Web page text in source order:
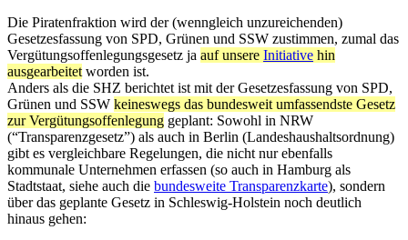
Die Piratenfraktion wird der (wenngleich unzureichenden)
Gesetzesfassung von SPD, Grünen und SSW zustimmen, zumal das
Vergütungsoffenlegungsgesetz ja auf unsere Initiative hin
ausgearbeitet worden ist.
Anders als die SHZ berichtet ist mit der Gesetzesfassung von SPD,
Grünen und SSW keineswegs das bundesweit umfassendste Gesetz
zur Vergütungsoffenlegung geplant: Sowohl in NRW
(“Transparenzgesetz”) als auch in Berlin (Landeshaushaltsordnung)
gibt es vergleichbare Regelungen, die nicht nur ebenfalls
kommunale Unternehmen erfassen (so auch in Hamburg als
Stadtstaat, siehe auch die bundesweite Transparenzkarte), sondern
über das geplante Gesetz in Schleswig-Holstein noch deutlich
hinaus gehen: